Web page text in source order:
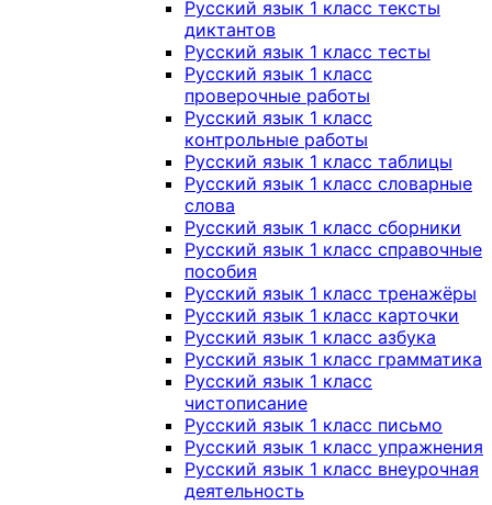
Русский язык 1 класс тексты
диктантов
Русский язык 1 класс тесты
Русский язык 1 класс
проверочные работы
Русский язык 1 класс
контрольные работы
Русский язык 1 класс таблицы
Русский язык 1 класс словарные
слова
Русский язык 1 класс сборники
Русский язык 1 класс справочные
пособия
Русский язык 1 класс тренажёры
Русский язык 1 класс карточки
Русский язык 1 класс азбука
Русский язык 1 класс грамматика
Русский язык 1 класс
чистописание
Русский язык 1 класс письмо
Русский язык 1 класс упражнения
Русский язык 1 класс внеурочная
деятельность